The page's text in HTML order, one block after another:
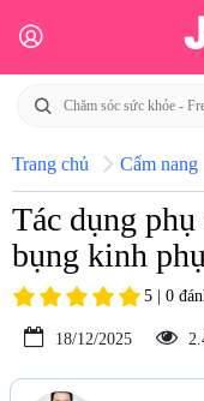
Trang chủ Cẩm nang
Tác dụng
bụng kinh
5 | 0
18/12/2025